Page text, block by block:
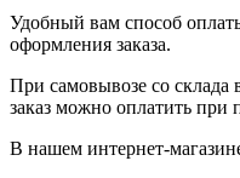
Удобный вам способ
оформления заказа.
При самовывозе со склада
заказ можно оплатить при
В нашем интернет-